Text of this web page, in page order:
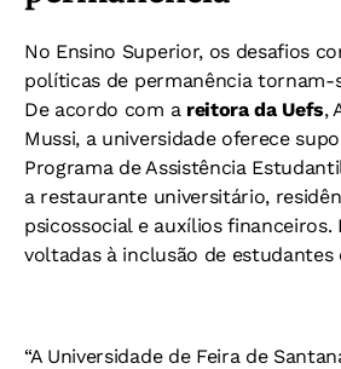
No Ensino Superior, os desafios
políticas de permanência tornam-
De acordo com a reitora da Uefs,
Mussi, a universidade oferece
Programa de Assistência
a restaurante universitário,
psicossocial e auxílios financeiros.
voltadas à inclusão de estudantes
“A Universidade de Feira de